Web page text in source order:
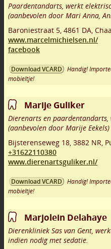
Paardentandarts, werkt
(aanbevolen door Mari Anna,
Baroniestraat 5 4861 DA
www.marcelmichielsen.nl/
facebook
Download VCARD
Handig!
mobieltje!
Marije Guliker
Dierenarts en paardentandarts,
(aanbevolen door Marije Eekels)
Bijsterenseweg 18 3882 NR
+31622110380
www.dierenartsguliker.nl/
Download VCARD
Handig!
mobieltje!
Marjolein Delahaye
Dierenkliniek Sas van Gent,
indien nodig met sedatie.